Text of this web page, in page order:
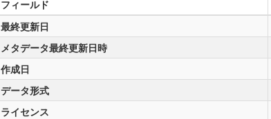
フィールド
最終更新日
メタデータ最終更新日時
作成日
データ形式
ライセンス